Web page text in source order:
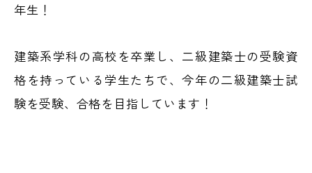
年生！
建築系学科の高校を卒業し、二級建築士の受験資
格を持っている学生たちで、今年の二級建築士試
験を受験、合格を目指しています！